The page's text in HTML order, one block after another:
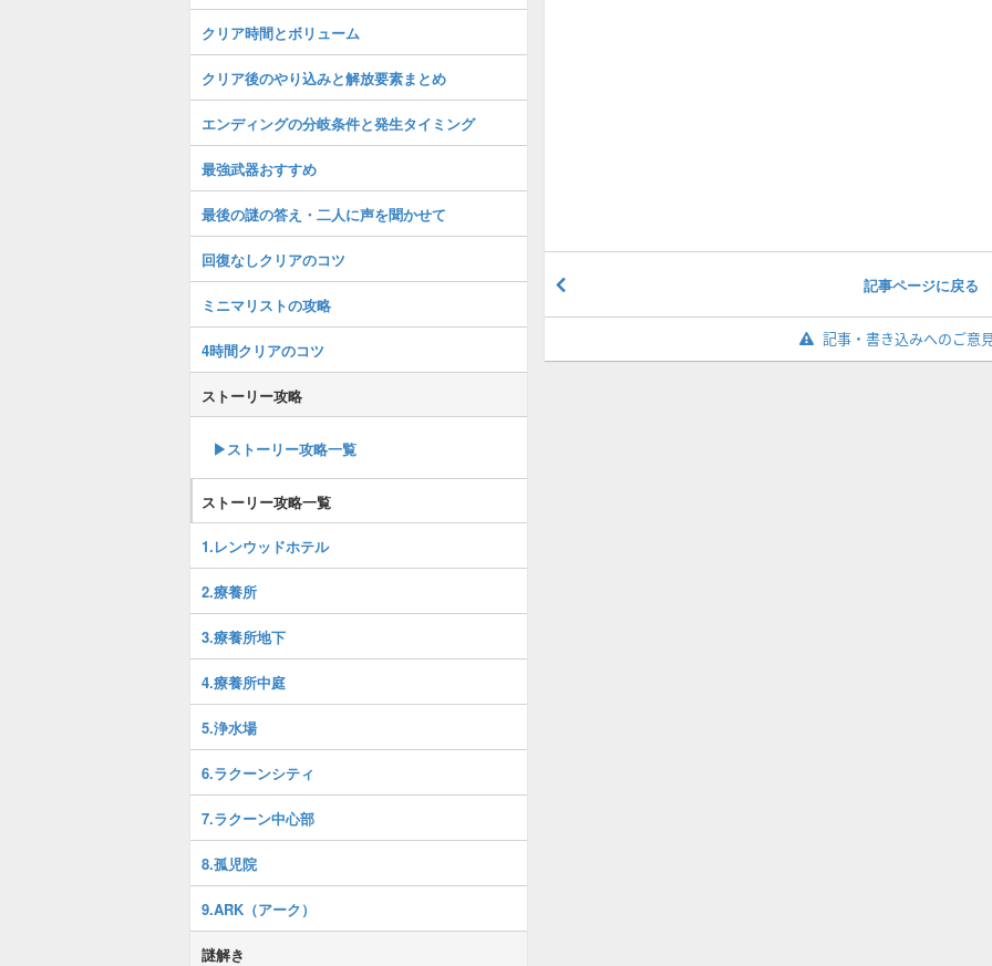
記事ページに戻る
記事・書き込みへのご意
クリア時間とボリューム
クリア後のやり込みと解放要素まとめ
エンディングの分岐条件と発生タイミング
最強武器おすすめ
最後の謎の答え・二人に声を聞かせて
回復なしクリアのコツ
ミニマリストの攻略
4時間クリアのコツ
ストーリー攻略
▶ストーリー攻略一覧
ストーリー攻略一覧
1.レンウッドホテル
2.療養所
3.療養所地下
4.療養所中庭
5.浄水場
6.ラクーンシティ
7.ラクーン中心部
8.孤児院
9.ARK（アーク）
謎解き